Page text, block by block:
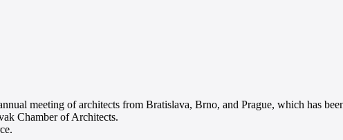
meeting of architects from Bratislava, Brno, and Prague, which has
Chamber of Architects.